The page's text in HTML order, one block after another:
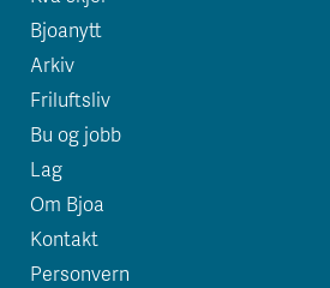
Bjoanytt
Arkiv
Friluftsliv
Bu og jobb
Lag
Om Bjoa
Kontakt
Personvern